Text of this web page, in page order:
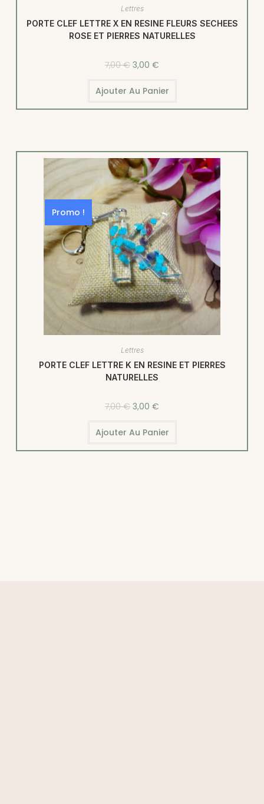
Lettres
PORTE CLEF LETTRE X EN RESINE FLEURS SECHEES
ROSE ET PIERRES NATURELLES
7,00€ 3,00 €
Ajouter Au Panier
Promo !
Lettres
PORTE CLEF LETTRE K EN RESINE ET PIERRES
NATURELLES
7,00€ 3,00 €
Ajouter Au Panier